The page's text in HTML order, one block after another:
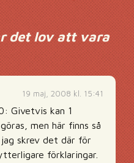
det lov att vara
19 maj, 2008 kl. 15:41
Givetvis kan 1
men här finns så
jag skrev det där för
förklaringar.